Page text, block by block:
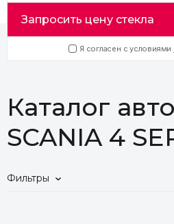
Запросить цену стекла
Я согласен с условиями
Каталог
SCANIA 4
Фильтры